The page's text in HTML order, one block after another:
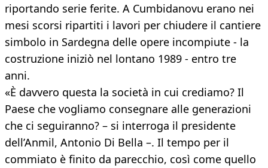
riportando serie ferite. A Cumbidanovu erano nei
mesi scorsi ripartiti i lavori per chiudere il cantiere
simbolo in Sardegna delle opere incompiute - la
costruzione iniziò nel lontano 1989 - entro tre
anni.
«È davvero questa la società in cui crediamo? Il
Paese che vogliamo consegnare alle generazioni
che ci seguiranno? – si interroga il presidente
dell’Anmil, Antonio Di Bella –. Il tempo per il
commiato è finito da parecchio, così come quello